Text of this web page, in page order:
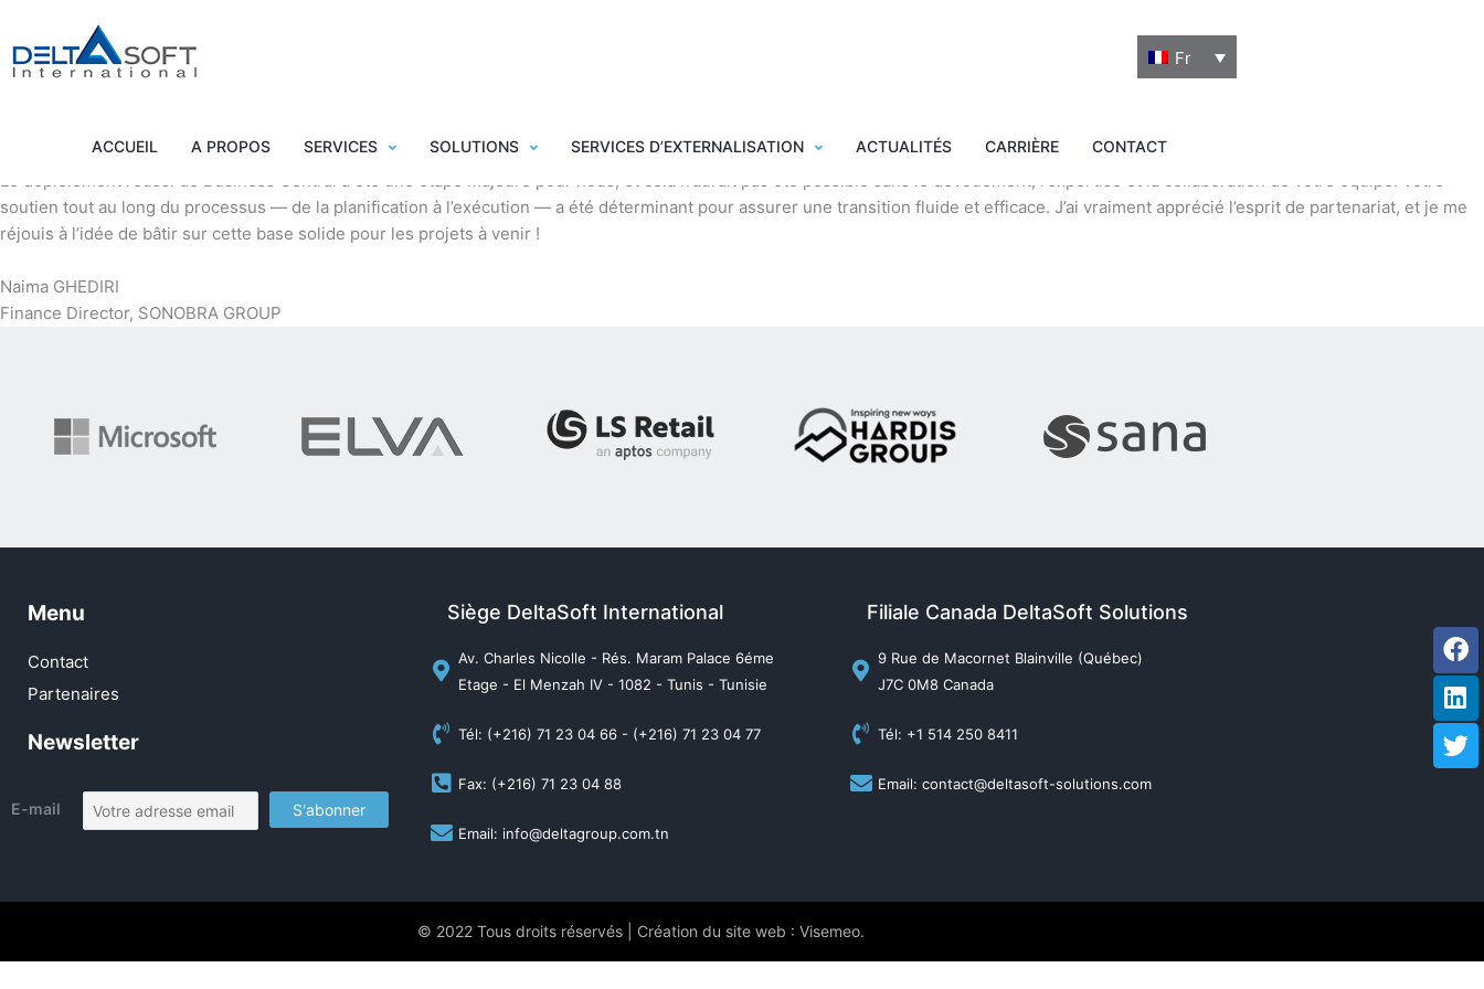
Fr
ACCUEIL A PROPOS SERVICES SOLUTIONS SERVICES D’EXTERNALISATION ACTUALITÉS CARRIÈRE CONTACT
Témoignage 3
Le déploiement réussi de Business Central a été une étape majeure pour nous, et cela n’aurait pas été possible sans le dévouement, l’expertise et la collaboration de votre équipe. Votre
soutien tout au long du processus — de la planification à l’exécution — a été déterminant pour assurer une transition fluide et efficace. J’ai vraiment apprécié l’esprit de partenariat, et je me
réjouis à l’idée de bâtir sur cette base solide pour les projets à venir !
Naima GHEDIRI
Finance Director, SONOBRA GROUP
Menu
Contact
Partenaires
Newsletter
E-mail
Siège DeltaSoft International
Av. Charles Nicolle - Rés. Maram Palace 6éme
Etage - El Menzah IV - 1082 - Tunis - Tunisie
Tél: (+216) 71 23 04 66 - (+216) 71 23 04 77
Fax: (+216) 71 23 04 88
Email: info@deltagroup.com.tn
Filiale Canada DeltaSoft Solutions
9 Rue de Macornet Blainville (Québec)
J7C 0M8 Canada
Tél: +1 514 250 8411
Email: contact@deltasoft-solutions.com
© 2022 Tous droits réservés | Création du site web : Visemeo.